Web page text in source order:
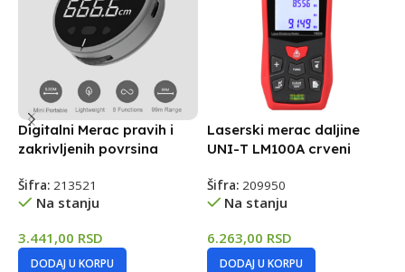
Digitalni Merac pravih i
zakrivljenih povrsina
Šifra: 213521
Na stanju
3.441,00 RSD
DODAJ U KORPU
Laserski merac daljine
UNI-T LM100A crveni
Šifra: 209950
Na stanju
6.263,00 RSD
DODAJ U KORPU